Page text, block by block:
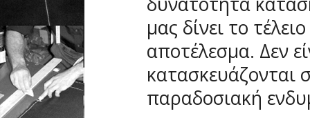
μας δίνει το
αποτέλεσμα. Δεν
κατασκευάζονται
παραδοσιακή